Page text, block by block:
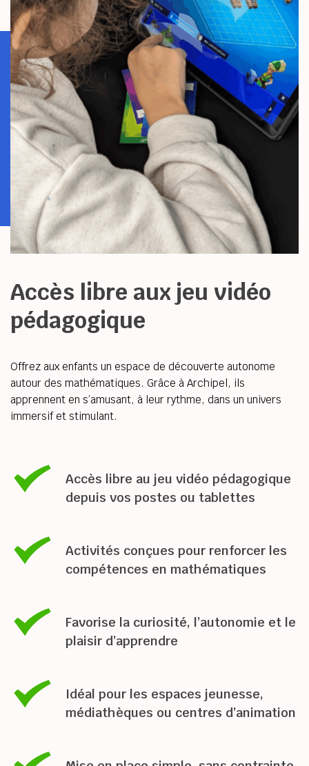
Accès libre aux jeu vidéo
pédagogique
Offrez aux enfants un espace de découverte autonome
autour des mathématiques. Grâce à Archipel, ils
apprennent en s’amusant, à leur rythme, dans un univers
immersif et stimulant.
Accès libre au jeu vidéo pédagogique
depuis vos postes ou tablettes
Activités conçues pour renforcer les
compétences en mathématiques
Favorise la curiosité, l’autonomie et le
plaisir d’apprendre
Idéal pour les espaces jeunesse,
médiathèques ou centres d’animation